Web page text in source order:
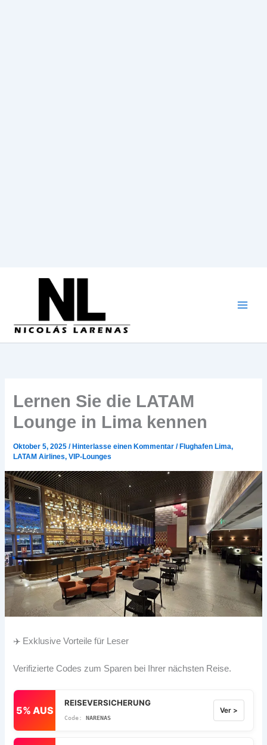
Lernen Sie die LATAM
Lounge in Lima kennen
Oktober 5, 2025/ Hinterlasse einen Kommentar / Flughafen Lima,
LATAM Airlines,VIP-Lounges
✈️ Exklusive Vorteile für Leser
Verifizierte Codes zum Sparen bei Ihrer nächsten Reise.
5% AUS
REISEVERSICHERUNG
NARENAS
Ver >